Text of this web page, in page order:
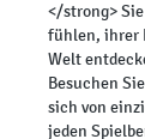
</strong>
fühlen, ihrer
Welt
Besuchen
sich von
jeden